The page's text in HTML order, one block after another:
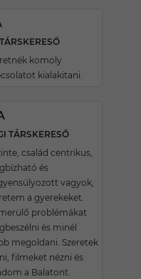
komoly
kialakitani.
TÁRSKERESŐ
család centrikus,
és
vagyok,
a gyerekeket.
problémákat
és minél
megoldani. Szeretek
filmeket nézni és
a Balatont.